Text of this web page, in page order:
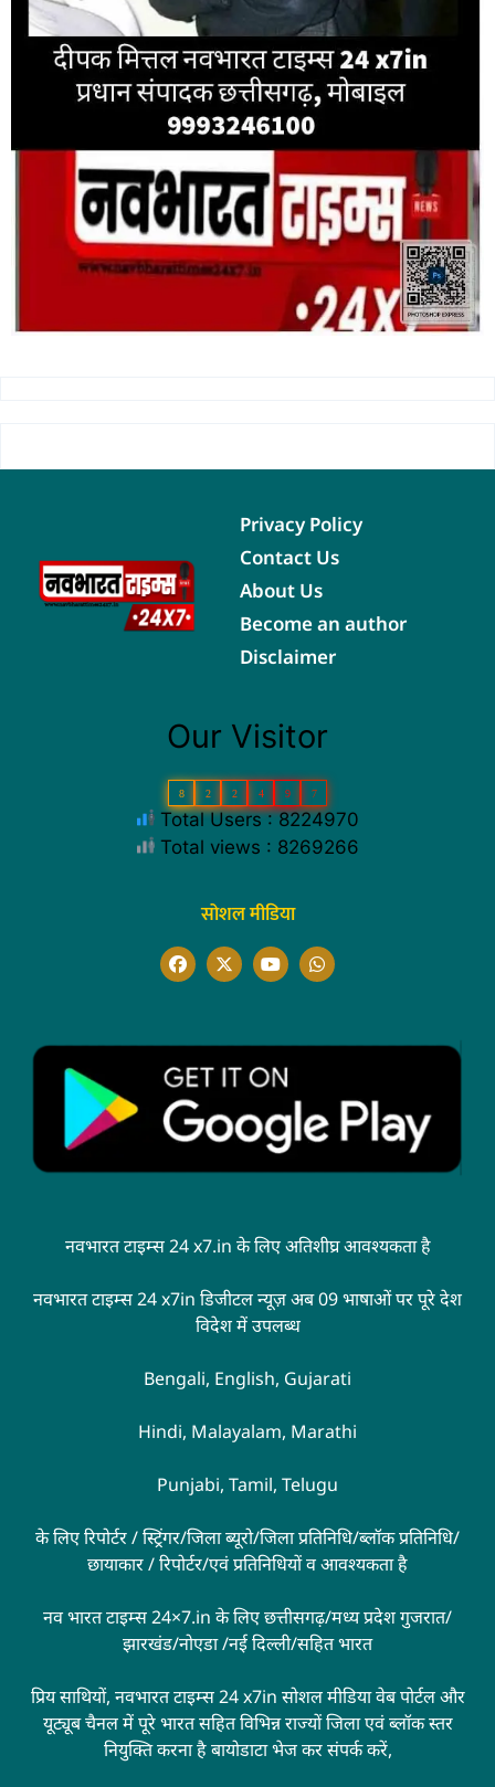
Privacy Policy
Contact Us
About Us
Become an author
Disclaimer
Our Visitor
8 2 2 4 9 7
Total Users : 8224970
Total views : 8269266
सोशल मीडिया
नवभारत टाइम्स 24 x7.in के लिए अतिशीघ्र आवश्यकता है
नवभारत टाइम्स 24 x7in डिजीटल न्यूज़ अब 09 भाषाओं पर पूरे देश
विदेश में उपलब्ध
Bengali, English, Gujarati
Hindi, Malayalam, Marathi
Punjabi, Tamil, Telugu
के लिए रिपोर्टर / स्ट्रिंगर/जिला ब्यूरो/जिला प्रतिनिधि/ब्लॉक प्रतिनिधि/
छायाकार / रिपोर्टर/एवं प्रतिनिधियों व आवश्यकता है
नव भारत टाइम्स 24×7.in के लिए छत्तीसगढ़/मध्य प्रदेश गुजरात/
झारखंड/नोएडा /नई दिल्ली/सहित भारत
प्रिय साथियों, नवभारत टाइम्स 24 x7in सोशल मीडिया वेब पोर्टल और
यूट्यूब चैनल में पूरे भारत सहित विभिन्न राज्यों जिला एवं ब्लॉक स्तर
नियुक्ति करना है बायोडाटा भेज कर संपर्क करें,